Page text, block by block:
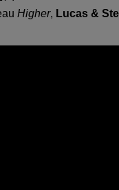
Higher, Lucas &